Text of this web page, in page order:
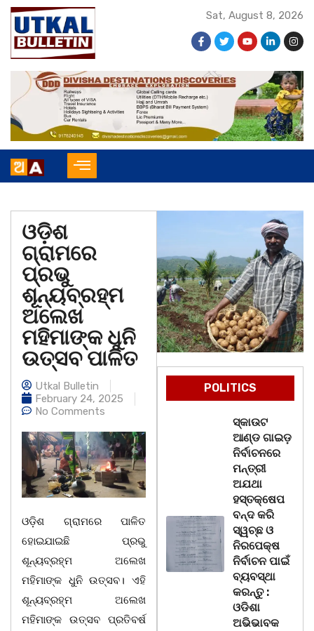
Sat, August 8, 2026
ଓଡ଼ିଶ
ଗ୍ରାମରେ
ପ୍ରଭୁ
ଶୂନ୍ୟବ୍ରହ୍ମ
ଅଲେଖ
ମହିମାଙ୍କ ଧୁନି
ଉତ୍ସବ ପାଳିତ
Utkal Bulletin
February 24, 2025
No Comments
ଓଡ଼ିଶ ଗ୍ରାମରେ ପାଳିତ
ହୋଇଯାଇଛି ପ୍ରଭୁ
ଶୂନ୍ୟବ୍ରହ୍ମ ଅଲେଖ
ମହିମାଙ୍କ ଧୁନି ଉତ୍ସବ। ଏହି
ଶୂନ୍ୟବ୍ରହ୍ମ ଅଲେଖ
ମହିମାଙ୍କ ଉତ୍ସବ ପ୍ରତିବର୍ଷ
POLITICS
ସ୍କାଉଟ
ଆଣ୍ଡ ଗାଇଡ଼
ନିର୍ବାଚନରେ
ମନ୍ତ୍ରୀ
ଅଯଥା
ହସ୍ତକ୍ଷେପ
ବନ୍ଦ କରି
ସ୍ୱଚ୍ଛ ଓ
ନିରପେକ୍ଷ
ନିର୍ବାଚନ ପାଇଁ
ବ୍ୟବସ୍ଥା
କରନ୍ତୁ :
ଓଡିଶା
ଅଭିଭାବକ